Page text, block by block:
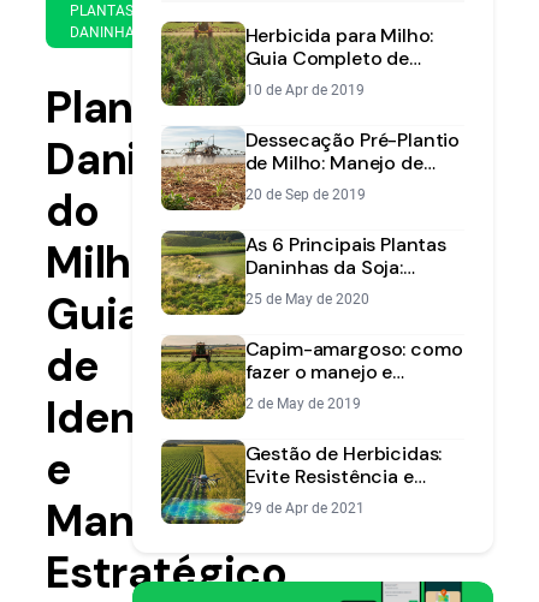
PLANTAS
DANINHAS
de
2020
leitura
Plantas
Daninhas
do
Milho:
Guia
de
Identificação
e
Manejo
Estratégico
Herbicida para Milho:
Guia Completo de
Aplicação e Manejo
10 de Apr de 2019
Dessecação Pré-Plantio
de Milho: Manejo de
Plantas Daninhas
20 de Sep de 2019
As 6 Principais Plantas
Daninhas da Soja:
Identificação e
Controle
25 de May de 2020
Capim-amargoso: como
fazer o manejo e
controle na sua lavoura
2 de May de 2019
Gestão de Herbicidas:
Evite Resistência e
Reduza Custos
29 de Apr de 2021